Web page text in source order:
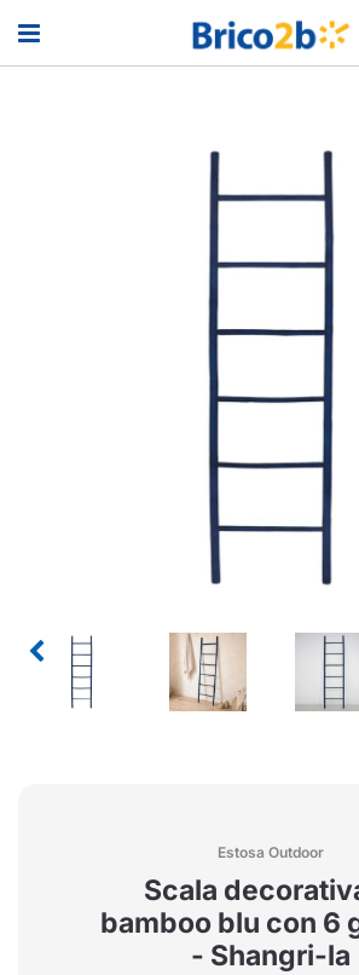
Open menu
Estosa Outdoor
Scala
bamboo blu con 6
- Shangri-la